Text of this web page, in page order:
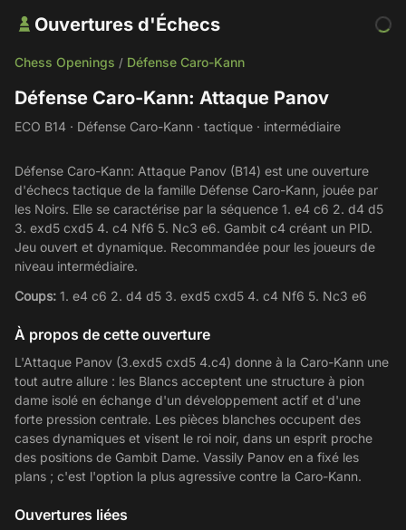
Ouvertures d'Échecs
Chess Openings / Défense Caro-Kann
Défense Caro-Kann: Attaque Panov
ECO B14 · Défense Caro-Kann · tactique · intermédiaire
Défense Caro-Kann: Attaque Panov (B14) est une ouverture
d'échecs tactique de la famille Défense Caro-Kann, jouée par
les Noirs. Elle se caractérise par la séquence 1. e4 c6 2. d4 d5
3. exd5 cxd5 4. c4 Nf6 5. Nc3 e6. Gambit c4 créant un PID.
Jeu ouvert et dynamique. Recommandée pour les joueurs de
niveau intermédiaire.
Coups: 1. e4 c6 2. d4 d5 3. exd5 cxd5 4. c4 Nf6 5. Nc3 e6
À propos de cette ouverture
L'Attaque Panov (3.exd5 cxd5 4.c4) donne à la Caro-Kann une
tout autre allure : les Blancs acceptent une structure à pion
dame isolé en échange d'un développement actif et d'une
forte pression centrale. Les pièces blanches occupent des
cases dynamiques et visent le roi noir, dans un esprit proche
des positions de Gambit Dame. Vassily Panov en a fixé les
plans ; c'est l'option la plus agressive contre la Caro-Kann.
Ouvertures liées